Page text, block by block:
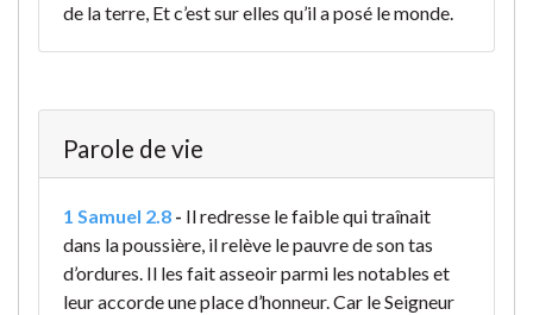
de la terre, Et c’est sur elles qu’il a posé le monde.
Parole de vie
1 Samuel 2.8 - Il redresse le faible qui traînait
dans la poussière, il relève le pauvre de son tas
d’ordures. Il les fait asseoir parmi les notables et
leur accorde une place d’honneur.Car le Seigneur